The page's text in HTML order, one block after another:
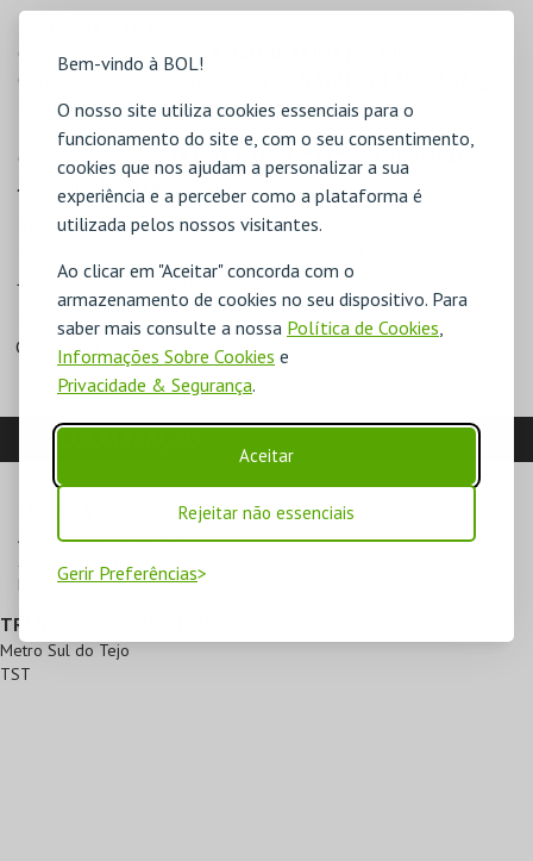
Bem-vindo à BOL!
O nosso site utiliza cookies essenciais para o
funcionamento do site e, com o seu consentimento,
cookies que nos ajudam a personalizar a sua
experiência e a perceber como a plataforma é
utilizada pelos nossos visitantes.
Ao clicar em "Aceitar" concorda com o
armazenamento de cookies no seu dispositivo. Para
saber mais consulte a nossa Política de Cookies
Informações Sobre Cookies e
Privacidade & Segurança.
Aceitar
Rejeitar não essenciais
Gerir Preferências
Criação e Interpretação
Colaboração na Investigação
PAULA ALMIRÓN, LU CHIEREGATI
Co-apresentaçãoCASA DA DANÇA, TEATRO MUNICIPAL
JOAQUIM BENITE
INFORMAÇÕES ADICIONAIS
Joaquim Benite, na Avenida Professor Egas Moniz, em Almada
PREÇOS
Geral - 10€
LOCALIZAÇÃO
Av. Professor Egas Moniz
2804-503 Almada
Direcções para T. M. Joaquim Benite
TRANSPORTES PÚBLICOS
Metro Sul do Tejo
TST